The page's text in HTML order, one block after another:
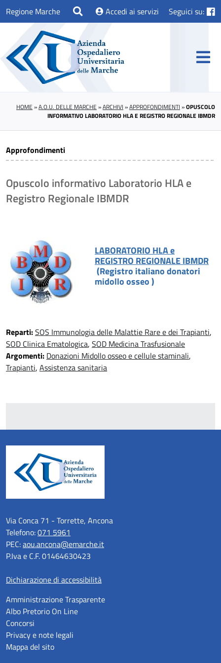
Regione Marche Accedi ai servizi Seguici su:
HOME »A.O.U. DELLE MARCHE »ARCHIVI »APPROFONDIMENTI »OPUSCOLO
INFORMATIVO LABORATORIO HLA E REGISTRO REGIONALE IBMDR
Approfondimenti
Opuscolo informativo Laboratorio HLA e
Registro Regionale IBMDR
LABORATORIO HLA e
REGISTRO REGIONALE IBMDR
(Registro italiano donatori
midollo osseo )
Reparti:SOS Immunologia delle Malattie Rare e dei Trapianti,
SOD Clinica Ematologica, SOD Medicina Trasfusionale
Argomenti: Donazioni Midollo osseo e cellule staminali,
Trapianti, Assistenza sanitaria
Via Conca 71 - Torrette, Ancona
Telefono:071 5961
PEC:aou.ancona@emarche.it
P.Iva e C.F. 01464630423
Dichiarazione di accessibilità
Amministrazione Trasparente
Albo Pretorio On Line
Concorsi
Privacy e note legali
Mappa del sito